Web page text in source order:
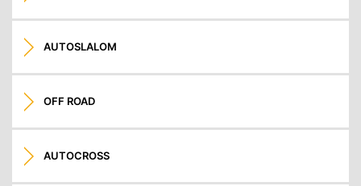
AUTOSLALOM
OFF ROAD
AUTOCROSS